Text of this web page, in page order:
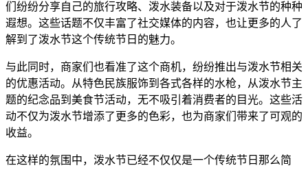
们纷纷分享自己的旅行攻略、泼水装备以及对于泼水节的种种
遐想。这些话题不仅丰富了社交媒体的内容，也让更多的人了
解到了泼水节这个传统节日的魅力。
与此同时，商家们也看准了这个商机，纷纷推出与泼水节相关
的优惠活动。从特色民族服饰到各式各样的水枪，从泼水节主
题的纪念品到美食节活动，无不吸引着消费者的目光。这些活
动不仅为泼水节增添了更多的色彩，也为商家们带来了可观的
收益。
在这样的氛围中，泼水节已经不仅仅是一个传统节日那么简